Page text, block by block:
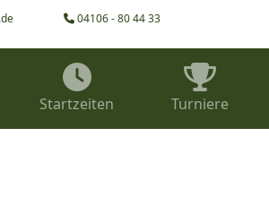
04106 - 80 44 33
Startzeiten Turniere